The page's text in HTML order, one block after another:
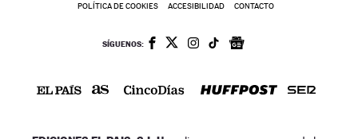
POLÍTICA DE COOKIES ACCESIBILIDAD CONTACTO
SÍGUENOS: